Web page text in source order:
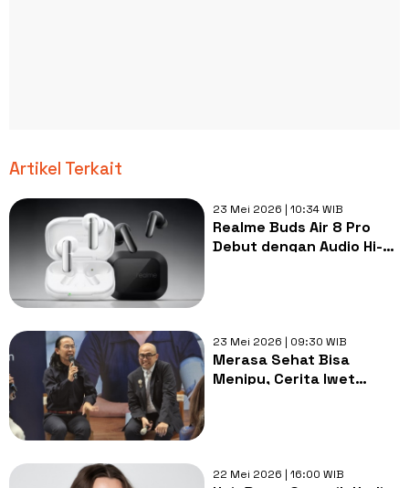
Artikel Terkait
23 Mei 2026 | 10:34 WIB
Realme Buds Air 8 Pro
Debut dengan Audio Hi-
23 Mei 2026 | 09:30 WIB
Merasa Sehat Bisa
Menipu, Cerita Iwet
22 Mei 2026 | 16:00 WIB